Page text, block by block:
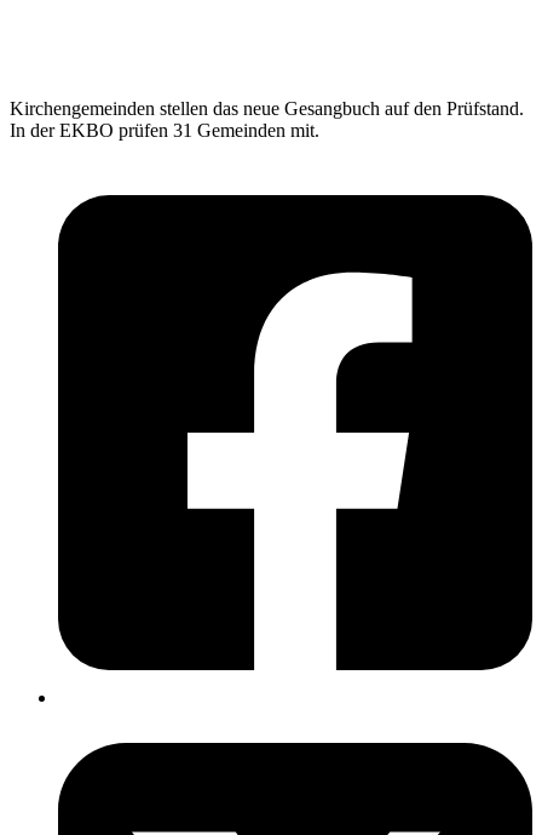
Kirchengemeinden stellen das neue Gesangbuch auf den Prüfstand.
In der EKBO prüfen 31 Gemeinden mit.